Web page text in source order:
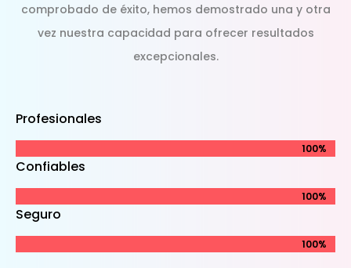
comprobado de éxito, hemos demostrado una y otra
vez nuestra capacidad para ofrecer resultados
excepcionales.
Profesionales
100%
100%
Confiables
100%
100%
Seguro
100%
100%